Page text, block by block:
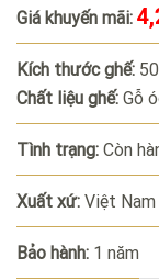
Giá khuyến mãi:
Kích thước ghế:
Chất liệu ghế: Gỗ
Tình trạng: Còn
Xuất xứ: Việt
Bảo hành: 1 năm